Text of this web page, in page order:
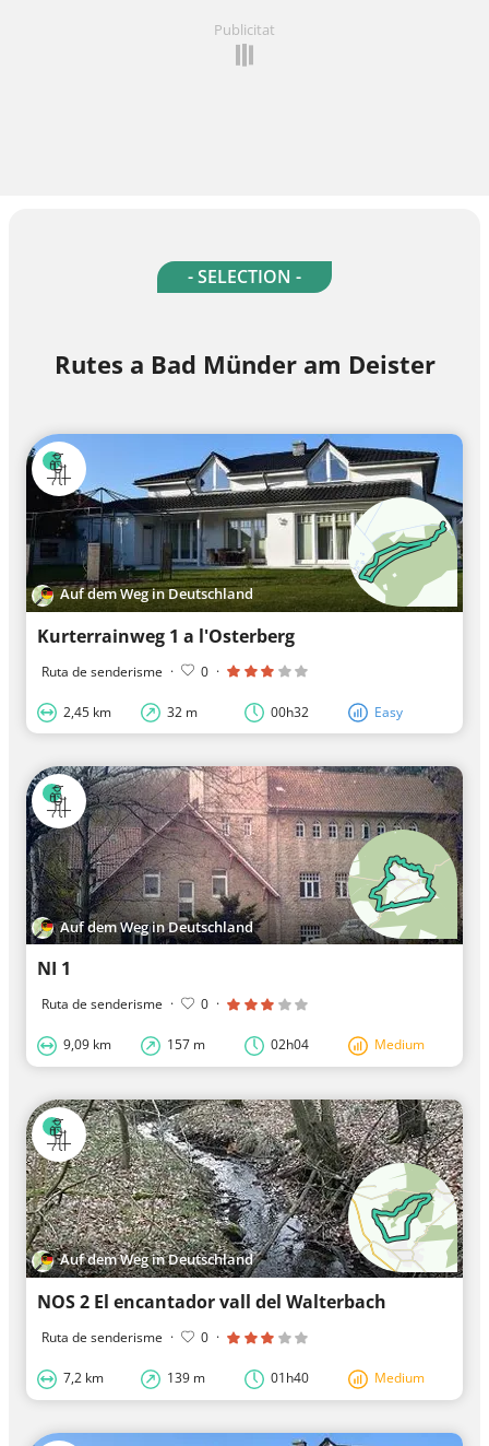
Publicitat
- SELECTION -
Rutes a Bad Münder am Deister
Auf dem Weg in Deutschland
Kurterrainweg 1 a l'Osterberg
Ruta de senderisme · 0 ·
2,45 km 32 m 00h32 Easy
Auf dem Weg in Deutschland
NI 1
Ruta de senderisme · 0 ·
9,09 km 157 m 02h04 Medium
Auf dem Weg in Deutschland
NOS 2 El encantador vall del Walterbach
Ruta de senderisme · 0 ·
7,2 km 139 m 01h40 Medium